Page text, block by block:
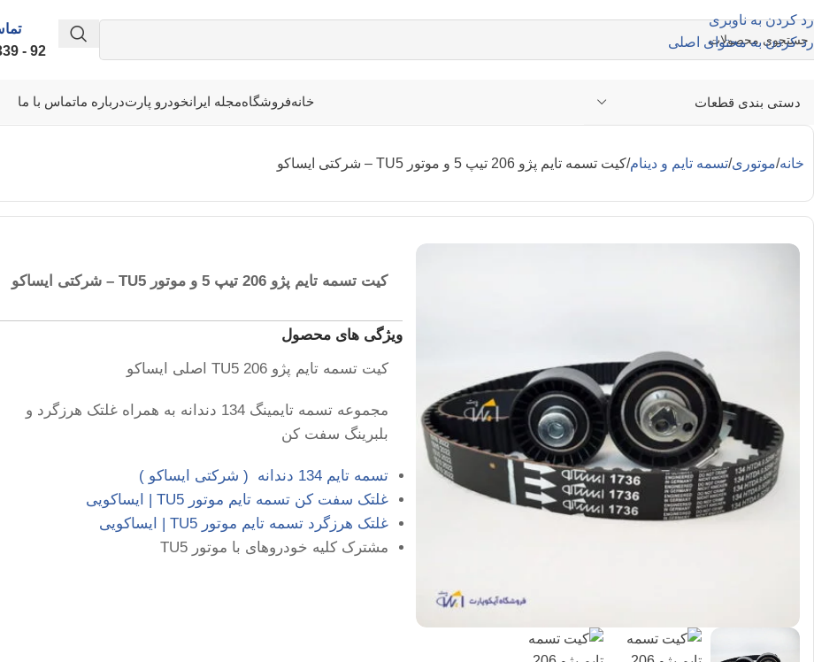
رد کردن به ناوبری
رد کردن به محتوای اصلی
92 - 339 - 338 - 041
دستی بندی قطعات خانهفروشگاهمجله ایرانخودرو پارتدرباره ماتماس با ما
خانه موتوری تسمه تایم و دینام کیت تسمه تایم پژو 206 تیپ 5 و موتور TU5 – شرکتی ایساکو
کیت تسمه تایم پژو 206 تیپ 5 و موتور TU5 – شرکتی ایساکو
ویژگی های محصول
کیت تسمه تایم پژو 206 TU5 اصلی ایساکو
مجموعه تسمه تایمینگ 134 دندانه به همراه غلتک هرزگرد و
بلبرینگ سفت کن
تسمه تایم 134 دندانه ( شرکتی ایساکو )
غلتک سفت کن تسمه تایم موتور TU5 | ایساکویی
غلتک هرزگرد تسمه تایم موتور TU5 | ایساکویی
مشترک کلیه خودروهای با موتور TU5